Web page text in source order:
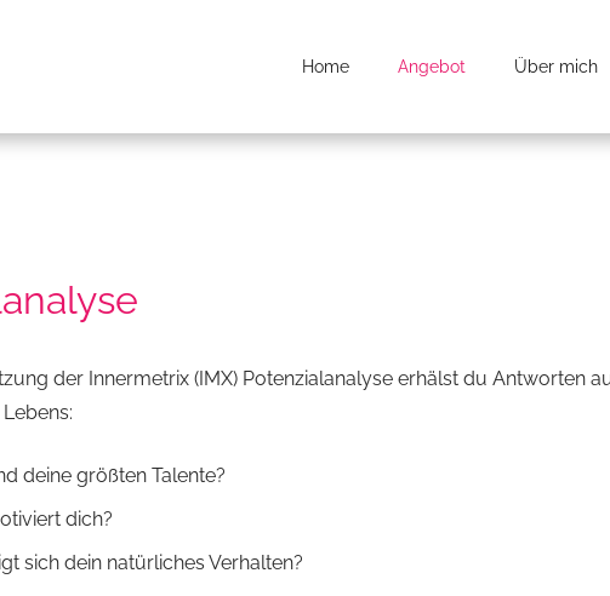
Home Angebot Über mich
der Innermetrix (IMX) Potenzialanalyse erhälst du Antworten
deine größten Talente?
dich?
sich dein natürliches Verhalten?